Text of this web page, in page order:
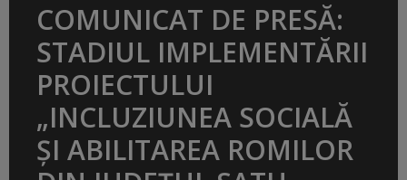
COMUNICAT DE PRESĂ:
STADIUL IMPLEMENTĂRII
PROIECTULUI
„INCLUZIUNEA SOCIALĂ
ȘI ABILITAREA ROMILOR